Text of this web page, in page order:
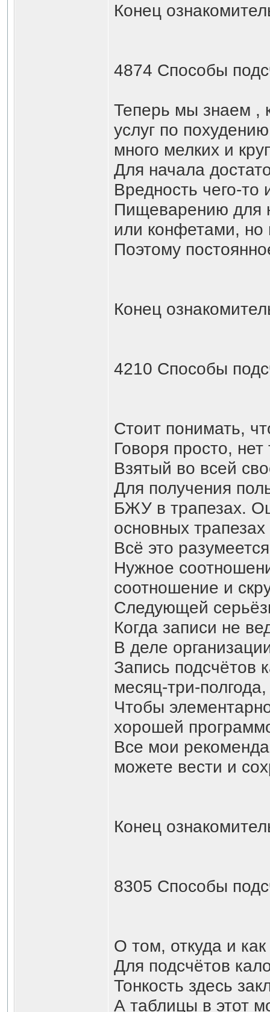
Конец
4874 Способы
Теперь мы знаем ,
услуг по
много мелких и
Для начала
Вредность чего-
Пищеварению для
или конфетами, но
Поэтому
Конец
4210 Способы
Стоит понимать,
Говоря просто,
Взятый во всей
Для получения
БЖУ в трапезах.
основных
Всё это
Нужное
соотношение и
Следующей
Когда записи не
В деле
Запись подсчётов
месяц-три-
Чтобы
хорошей
Все мои
можете вести и
Конец
8305 Способы
О том, откуда и
Для подсчётов
Тонкость здесь
А таблицы в этот